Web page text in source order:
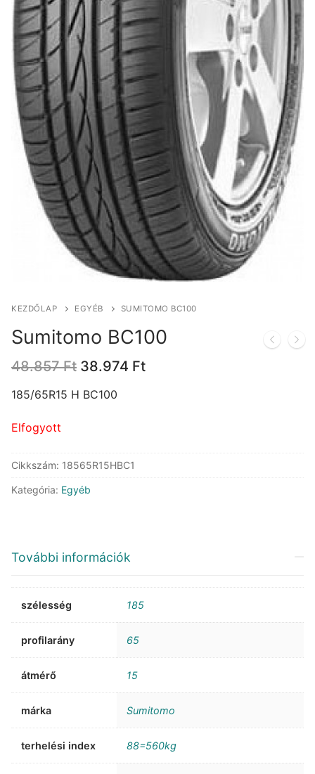
KEZDŐLAP EGYÉB SUMITOMO BC100
Sumitomo BC100
48.857Ft Original
was:
38.974 FtCurrent
185/65R15 H BC100
Elfogyott
Cikkszám: 18565R15HBC1
Kategória: Egyéb
További információk
szélesség 185
profilarány 65
átmérő 15
márka Sumitomo
terhelési index 88=560kg